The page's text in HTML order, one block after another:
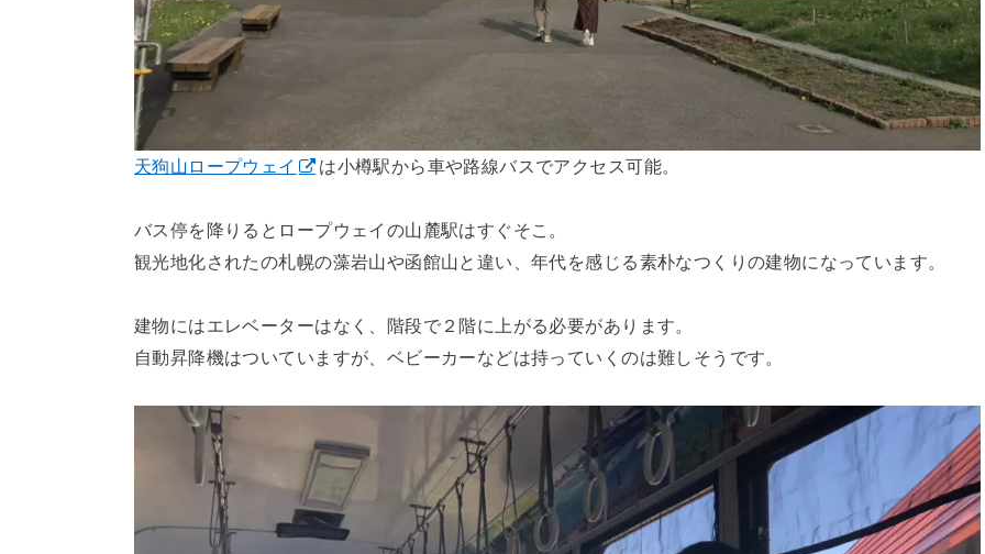
天狗山ロープウェイ は小樽駅から車や路線バスでアクセス可能。
バス停を降りるとロープウェイの山麓駅はすぐそこ。
観光地化されたの札幌の藻岩山や函館山と違い、年代を感じる素朴なつくりの建物になっています。
建物にはエレベーターはなく、階段で２階に上がる必要があります。
自動昇降機はついていますが、ベビーカーなどは持っていくのは難しそうです。